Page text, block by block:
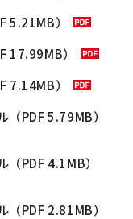
5.21MB）
17.99MB）
7.14MB）
PDF 5.79MB）
PDF 4.1MB）
PDF 2.81MB）